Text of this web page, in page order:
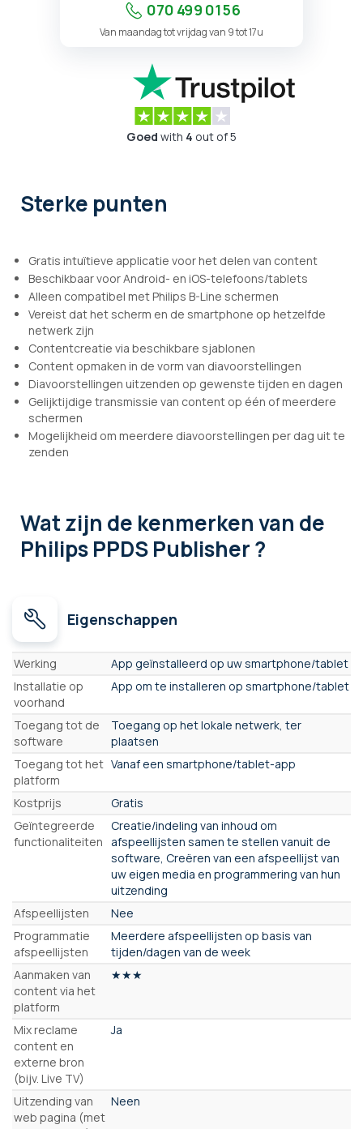
070 499 01 56
Van maandag tot vrijdag van 9 tot 17u
Goed with 4 out of 5
Sterke punten
Gratis intuïtieve applicatie voor het delen van content
Beschikbaar voor Android- en iOS-telefoons/tablets
Alleen compatibel met Philips B-Line schermen
Vereist dat het scherm en de smartphone op hetzelfde
netwerk zijn
Contentcreatie via beschikbare sjablonen
Content opmaken in de vorm van diavoorstellingen
Diavoorstellingen uitzenden op gewenste tijden en dagen
Gelijktijdige transmissie van content op één of meerdere
schermen
Mogelijkheid om meerdere diavoorstellingen per dag uit te
zenden
Wat zijn de kenmerkenvan de
Philips PPDS Publisher ?
Eigenschappen
Eigenschappen
Werking
App geïnstalleerd op uw smartphone/tablet
Installatie op
voorhand
App om te installeren op smartphone/tablet
Toegang tot de
software
Toegang op het lokale netwerk, ter
plaatsen
Toegang tot het
platform
Vanaf een smartphone/tablet-app
Kostprijs
Gratis
Geïntegreerde
functionaliteiten
Creatie/indeling van inhoud om
afspeellijsten samen te stellen vanuit de
software, Creëren van een afspeellijst van
uw eigen media en programmering van hun
uitzending
Afspeellijsten
Nee
Programmatie
afspeellijsten
Meerdere afspeellijsten op basis van
tijden/dagen van de week
Aanmaken van
content via het
platform
★★★
Mix reclame
content en
externe bron
(bijv. Live TV)
Ja
Uitzending van
web pagina (met
Neen